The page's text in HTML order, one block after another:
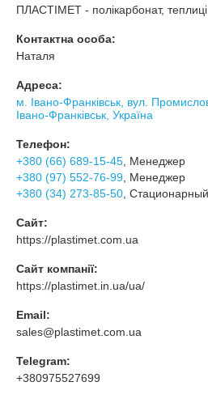
ПЛАСТІМЕТ - полікарбонат,
Контактна особа:
Наталя
Адреса:
м. Івано-Франківськ, вул.
Івано-Франківськ, Україна
Телефон:
+380 (66) 689-15-45 , Менеджер
+380 (97) 552-76-99 , Менеджер
+380 (34) 273-85-50 , Стационарный
Сайт:
https://plastimet.com.ua
Сайт компанії:
https://plastimet.in.ua/ua/
Email:
sales@plastimet.com.ua
Telegram:
+380975527699